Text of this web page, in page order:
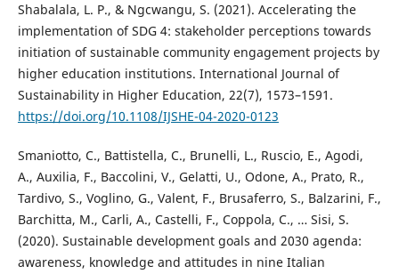
Shabalala, L. P., & Ngcwangu, S. (2021). Accelerating the
implementation of SDG 4: stakeholder perceptions towards
initiation of sustainable community engagement projects by
higher education institutions. International Journal of
Sustainability in Higher Education, 22(7), 1573–1591.
https://doi.org/10.1108/IJSHE-04-2020-0123
Smaniotto, C., Battistella, C., Brunelli, L., Ruscio, E., Agodi,
A., Auxilia, F., Baccolini, V., Gelatti, U., Odone, A., Prato, R.,
Tardivo, S., Voglino, G., Valent, F., Brusaferro, S., Balzarini, F.,
Barchitta, M., Carli, A., Castelli, F., Coppola, C., … Sisi, S.
(2020). Sustainable development goals and 2030 agenda:
awareness, knowledge and attitudes in nine Italian